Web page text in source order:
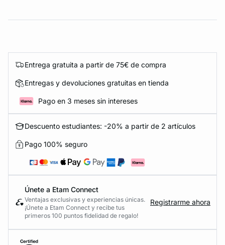
Entrega gratuita a partir de 75€ de compra
Entregas y devoluciones gratuitas en tienda
Pago en 3 meses sin intereses
Descuento estudiantes: -20% a partir de 2 artículos
Pago 100% seguro
Únete a Etam Connect
Ventajas exclusivas y experiencias únicas.
¡Únete a Etam Connect y recibe tus
primeros 100 puntos fidelidad de regalo!
Registrarme ahora